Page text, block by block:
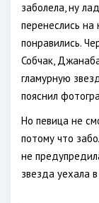
заболела, ну
перенеслись
понравились.
Собчак,
гламурную
пояснил
Но певица не
потому что
не
звезда уехала